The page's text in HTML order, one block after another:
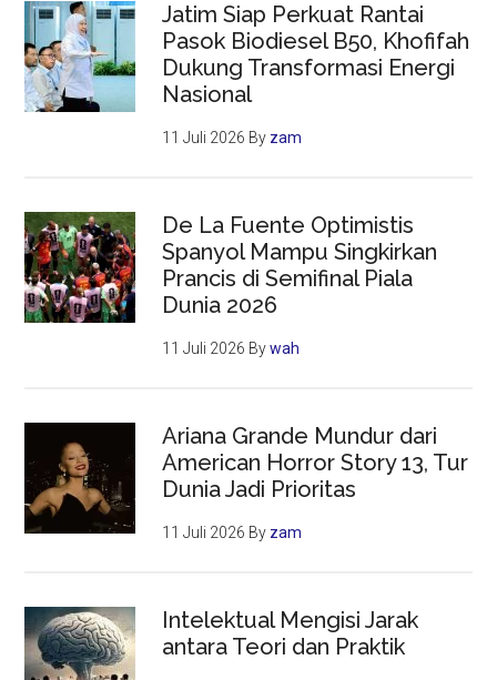
Jatim Siap Perkuat Rantai
Pasok Biodiesel B50, Khofifah
Dukung Transformasi Energi
Nasional
11 Juli 2026 By zam
De La Fuente Optimistis
Spanyol Mampu Singkirkan
Prancis di Semifinal Piala
Dunia 2026
11 Juli 2026 Bywah
Ariana Grande Mundur dari
American Horror Story 13, Tur
Dunia Jadi Prioritas
11 Juli 2026 By zam
Intelektual Mengisi Jarak
antara Teori dan Praktik